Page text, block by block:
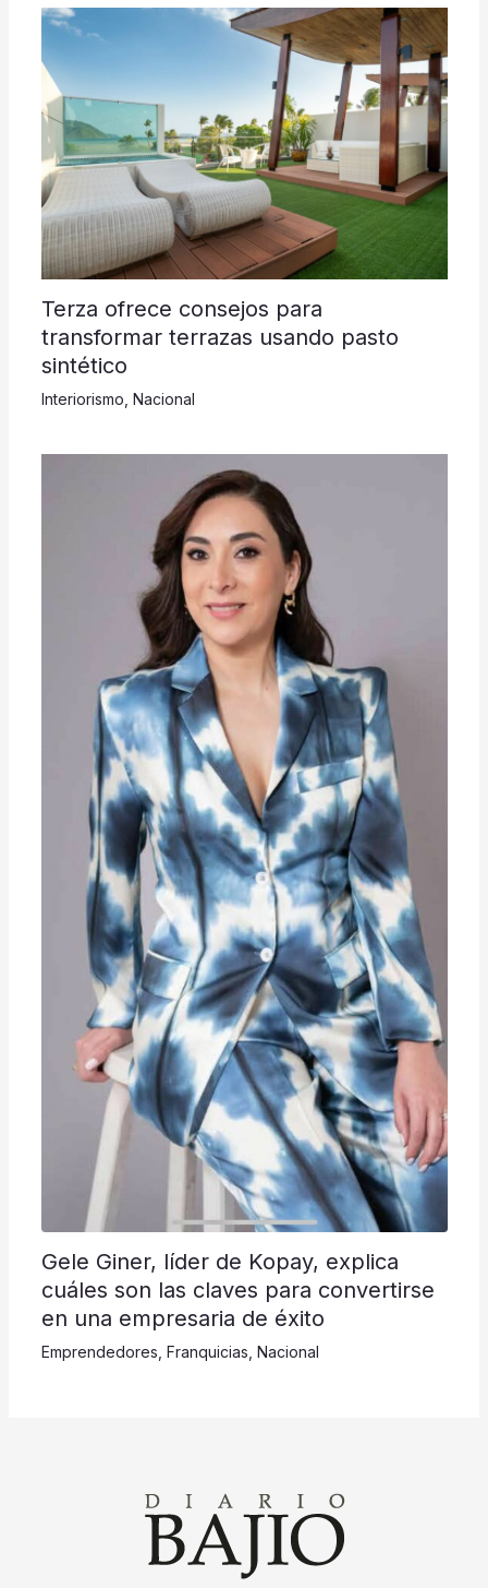
Terza ofrece consejos para
transformar terrazas usando pasto
sintético
Interiorismo Nacional
Gele Giner, líder de Kopay, explica
cuáles son las claves para convertirse
en una empresaria de éxito
Emprendedores Franquicias Nacional